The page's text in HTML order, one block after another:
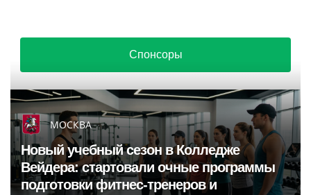
Спонсоры
МОСКВА
Новый учебный сезон в Колледже
Вейдера: стартовали очные программы
подготовки фитнес-тренеров и